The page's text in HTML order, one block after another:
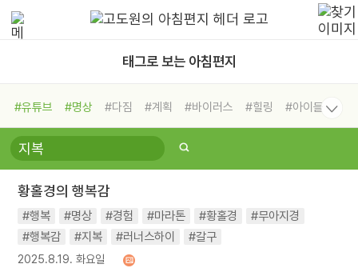
태그로 보는 아침편지
#유튜브 #명상 #다짐 #계획 #바이러스 #힐링
#아이들
#비전캠프
#독서캠프 #삶
#희망
#나눔 #친구 #링컨학교
#독서
#건강 #면역력
황홀경의 행복감
#행복 #명상 #경험 #마라톤 #황홀경
#무아지경
#행복감
#지복 #러너스하이 #갈구
2025.8.19. 화요일